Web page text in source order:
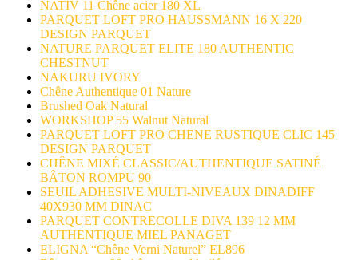
NATIV 11 Chêne acier 180 XL
PARQUET LOFT PRO HAUSSMANN 16 X 220
DESIGN PARQUET
NATURE PARQUET ELITE 180 AUTHENTIC
CHESTNUT
NAKURU IVORY
Chêne Authentique 01 Nature
Brushed Oak Natural
WORKSHOP 55 Walnut Natural
PARQUET LOFT PRO CHENE RUSTIQUE CLIC 145
DESIGN PARQUET
CHÊNE MIXÉ CLASSIC/AUTHENTIQUE SATINÉ
BÂTON ROMPU 90
SEUIL ADHESIVE MULTI-NIVEAUX DINADIFF
40X930 MM DINAC
PARQUET CONTRECOLLE DIVA 139 12 MM
AUTHENTIQUE MIEL PANAGET
ELIGNA “Chêne Verni Naturel” EL896